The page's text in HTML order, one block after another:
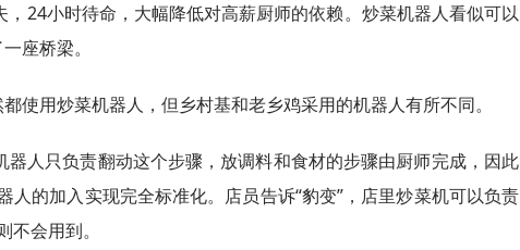
，24小时待命，大幅降低对高薪厨师的依赖。炒菜机器人看似可以
座桥梁。
使用炒菜机器人，但乡村基和老乡鸡采用的机器人有所不同。
器人只负责翻动这个步骤，放调料和食材的步骤由厨师完成，因此
人的加入实现完全标准化。店员告诉“豹变”，店里炒菜机可以负责
会用到。